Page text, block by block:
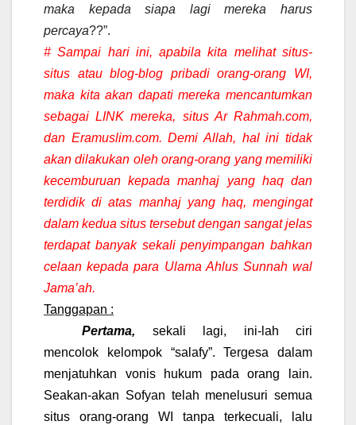
maka kepada siapa lagi mereka harus
percaya??”.
# Sampai hari ini, apabila kita melihat situs-
situs atau blog-blog pribadi orang-orang WI,
maka kita akan dapati mereka mencantumkan
sebagaiLINK mereka, situs Ar Rahmah.com,
dan Eramuslim.com. Demi Allah, hal ini tidak
akan dilakukan oleh orang-orang yang memiliki
kecemburuan kepada manhaj yang haq dan
terdidik di atas manhaj yang haq, mengingat
dalam kedua situs tersebut dengan sangat jelas
terdapat banyak sekalipenyimpangan bahkan
celaan kepada para Ulama Ahlus Sunnah wal
Jama’ah.
Tanggapan :
Pertama, sekali lagi, ini-lah ciri
mencolok kelompok “salafy”. Tergesa dalam
menjatuhkan vonis hukum pada orang lain.
Seakan-akan Sofyan telah menelusuri semua
situs orang-orang WI tanpa terkecuali, lalu